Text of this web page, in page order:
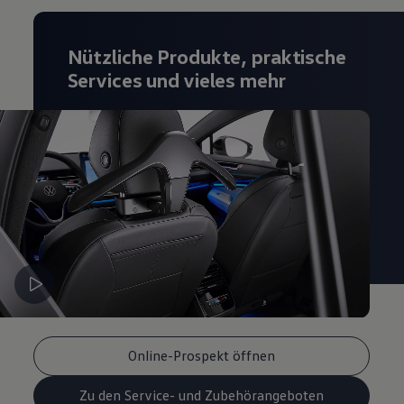
Magazin
Transport
Familie
Elektromobilität
Pannen- und Unfallhilfe
Volkswagen Kundenbetreuung
Online-Prospekt öffnen
Zu den Service- und Zubehörangeboten
Nützliche Produkte, praktische
Services und vieles mehr